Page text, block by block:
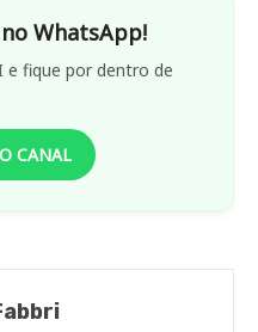
WhatsApp!
e fique por dentro de
CANAL